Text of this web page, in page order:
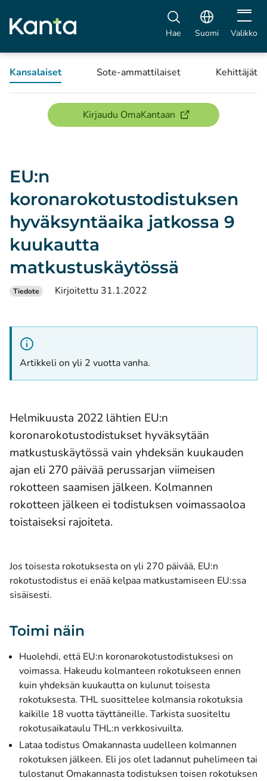
Hae Suomi Avaa
Valikko
Kansalaiset Sote-ammattilaiset Kehittäjät
Kirjaudu OmaKantaan(avautuu uuteen
EU:n
koronarokotustodistuksen
hyväksyntäaika jatkossa 9
kuukautta
matkustuskäytössä
Tiedote Kirjoitettu 31.1.2022
Artikkeli on yli 2 vuotta vanha.
Helmikuusta 2022 lähtien EU:n
koronarokotustodistukset hyväksytään
matkustuskäytössä vain yhdeksän kuukauden
ajan eli 270 päivää perussarjan viimeisen
rokotteen saamisen jälkeen. Kolmannen
rokotteen jälkeen ei todistuksen voimassaoloa
toistaiseksi rajoiteta.
Jos toisesta rokotuksesta on yli 270 päivää, EU:n
rokotustodistus ei enää kelpaa matkustamiseen EU:ssa
sisäisesti.
Toimi näin
Huolehdi, että EU:n koronarokotustodistuksesi on
voimassa. Hakeudu kolmanteen rokotukseen ennen
kuin yhdeksän kuukautta on kulunut toisesta
rokotuksesta. THL suosittelee kolmansia rokotuksia
kaikille 18 vuotta täyttäneille. Tarkista suositeltu
rokotusaikataulu THL:n verkkosivuilta.
Lataa todistus Omakannasta uudelleen kolmannen
rokotuksen jälkeen. Eli jos olet ladannut puhelimeen tai
tulostanut Omakannasta todistuksen toisen rokotuksen